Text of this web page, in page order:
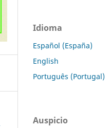
Idioma
Español (España)
English
Português (Portugal)
Auspicio